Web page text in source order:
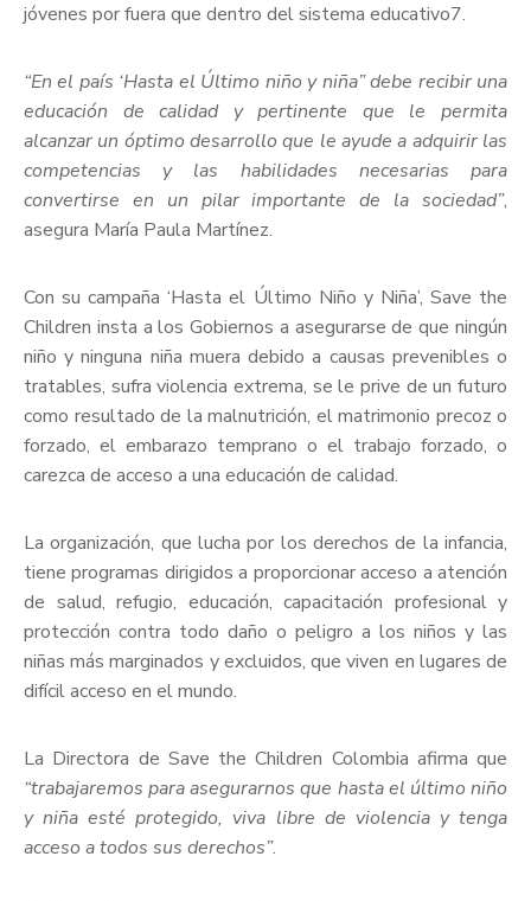
jóvenes por fuera que dentro del sistema educativo7.
“En el país ‘Hasta el Último niño y niña” debe recibir una
educación de calidad y pertinente que le permita
alcanzar un óptimo desarrollo que le ayude a adquirir las
competencias y las habilidades necesarias para
convertirse en un pilar importante de la sociedad”,
asegura María Paula Martínez.
Con su campaña ‘Hasta el Último Niño y Niña’, Save the
Children insta a los Gobiernos a asegurarse de que ningún
niño y ninguna niña muera debido a causas prevenibles o
tratables, sufra violencia extrema, se le prive de un futuro
como resultado de la malnutrición, el matrimonio precoz o
forzado, el embarazo temprano o el trabajo forzado, o
carezca de acceso a una educación de calidad.
La organización, que lucha por los derechos de la infancia,
tiene programas dirigidos a proporcionar acceso a atención
de salud, refugio, educación, capacitación profesional y
protección contra todo daño o peligro a los niños y las
niñas más marginados y excluidos, que viven en lugares de
difícil acceso en el mundo.
La Directora de Save the Children Colombia afirma que
“trabajaremos para asegurarnos que hasta el último niño
y niña esté protegido, viva libre de violencia y tenga
acceso a todos sus derechos”.